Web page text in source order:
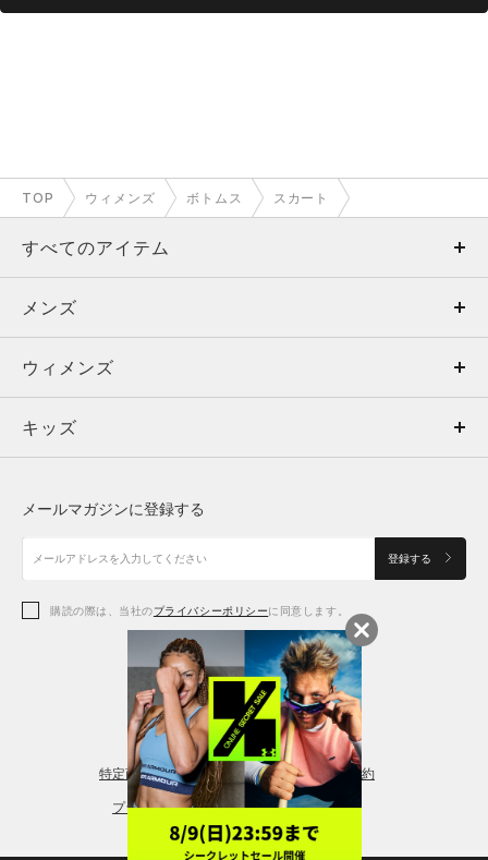
TOP ウィメンズ ボトムス スカート
すべてのアイテム
メンズ
ウィメンズ
キッズ
アクセサリー
メンズ
トップス
ボトムス
アクセサリー
ウィメンズ
トップス
シューズ
アクセサリー
レギンス＆タイツ
キッズ
シューズ
メールマガジンに登録する
登録する
購読の際は、当社のプライバシーポリシーに同意します。
特定商取引法に基づく通販の表記 会員規約
プライバシーポリシー